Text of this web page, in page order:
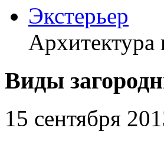
Архитектура
Виды
15 сентября